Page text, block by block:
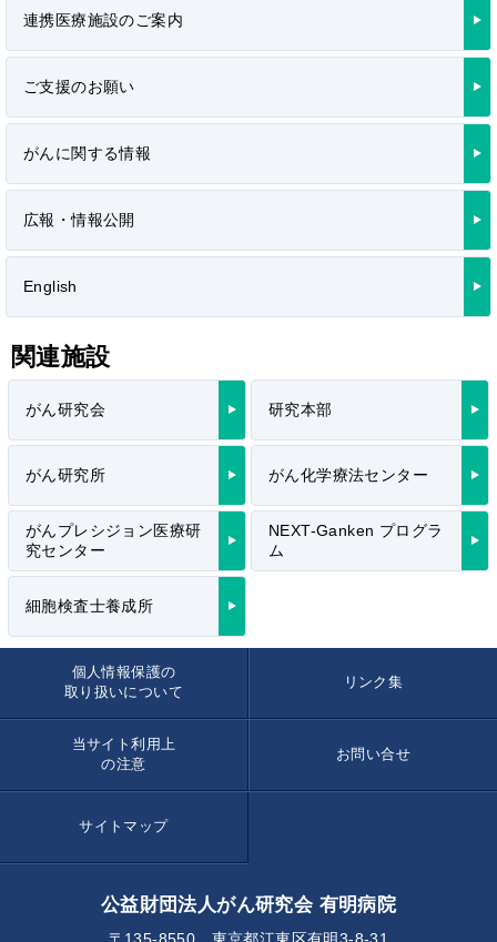
連携医療施設のご案内
ご支援のお願い
がんに関する情報
広報・情報公開
English
関連施設
がん研究会 研究本部
がん研究所 がん化学療法センター
がんプレシジョン医療研
究センター
NEXT-Ganken プログラ
ム
細胞検査士養成所
公益財団法人がん研究会 有明病院
〒135-8550 東京都江東区有明3-8-31
個人情報保護の
取り扱いについて
リンク集
当サイト利用上
の注意
お問い合せ
サイトマップ